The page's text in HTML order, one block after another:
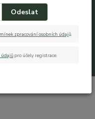
Odeslat
zpracování osobních údajů.
údajů pro účely registrace.